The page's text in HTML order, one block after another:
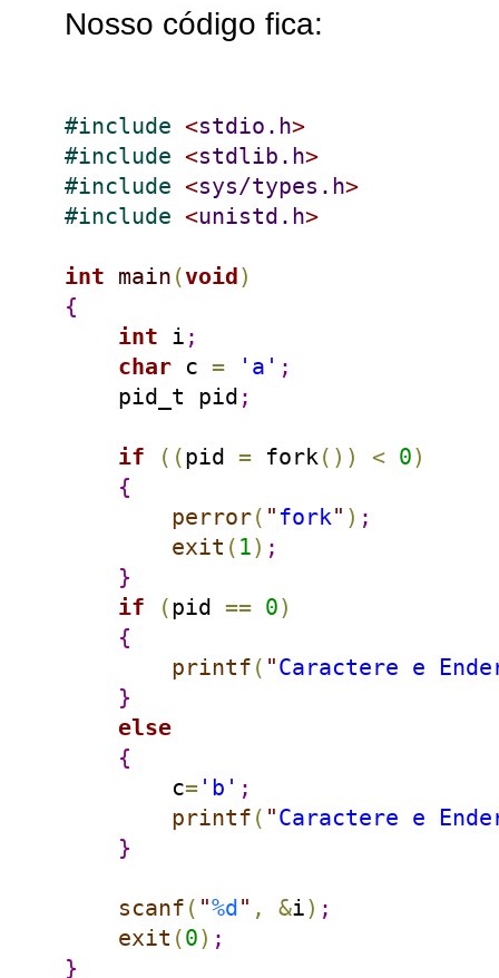
Nosso código fica:
#include <stdio.h>
#include <stdlib.h>
#include <sys/types.h>
#include <unistd.h>
int main (void )
{
int i ;
char c = 'a' ;
    pid_t pid
;
if ( (pid = fork ( ) ) < 0)
{
perror( "fork" ) ;
exit ( 1) ;
}
if
(pid == 0)
{
printf ( "Caractere e
}
else
{
        c
= 'b' ;
printf ( "Caractere e
}
scanf ( "%d " , &i) ;
exit (0) ;
}